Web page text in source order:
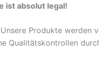
ist absolut legal!
Produkte werden
Qualitätskontrollen